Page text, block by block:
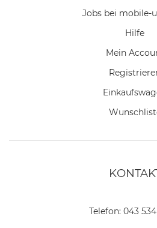
Jobs bei mobile-
Hilfe
Mein
Telefon: 043